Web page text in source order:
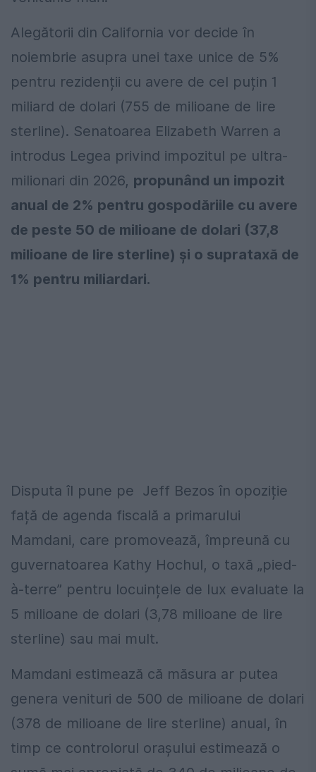
Alegătorii din California vor decide în
noiembrie asupra unei taxe unice de 5%
pentru rezidenții cu avere de cel puțin 1
miliard de dolari (755 de milioane de lire
sterline). Senatoarea Elizabeth Warren a
introdus Legea privind impozitul pe ultra-
milionari din 2026, propunând un impozit
anual de 2% pentru gospodăriile cu avere
de peste 50 de milioane de dolari (37,8
milioane de lire sterline) și o suprataxă de
1% pentru miliardari.
Disputa îl pune pe Jeff Bezos în opoziție
față de agenda fiscală a primarului
Mamdani, care promovează, împreună cu
guvernatoarea Kathy Hochul, o taxă „pied-
à-terre” pentru locuințele de lux evaluate la
5 milioane de dolari (3,78 milioane de lire
sterline) sau mai mult.
Mamdani estimează că măsura ar putea
genera venituri de 500 de milioane de dolari
(378 de milioane de lire sterline) anual, în
timp ce controlorul orașului estimează o